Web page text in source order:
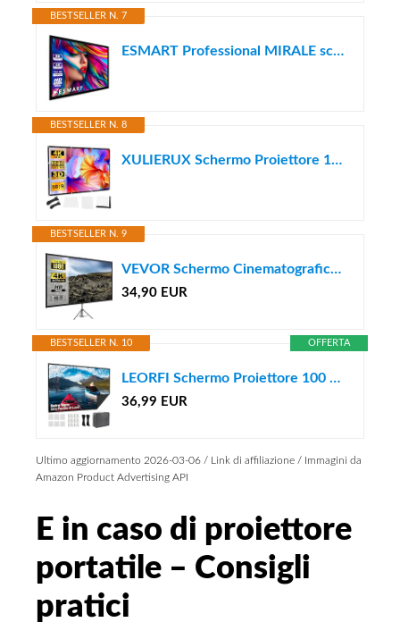
BESTSELLER N. 7
ESMART Professional MIRALE schermo a cornice L totale 418 cm, telo grigio
BESTSELLER N. 8
XULIERUX Schermo Proiettore 100 Pollici, Schermo Proiezione HD 16:9 Per Esterni, 221cm*125cm Portatile Pieghevole Anti-Pieghe, Per Proiezioni All’Aperto E Home Cinema
BESTSELLER N. 9
VEVOR Schermo Cinematografico per Esterni, 203,2cm HD 16:9 Schermo del Proiettore Portatile con Supporto Treppiede in Alluminio, Grandangolo di 160 Gradi, per Casa, Cattedrale
34,90 EUR
OFFERTA
BESTSELLER N. 10
LEORFI Schermo Proiettore 100 Pollici Portatile con Retro Nero e Borsa
36,99 EUR
Ultimo aggiornamento 2026-03-06 / Link di affiliazione / Immagini da
Amazon Product Advertising API
E in caso di proiettore
portatile – Consigli
pratici